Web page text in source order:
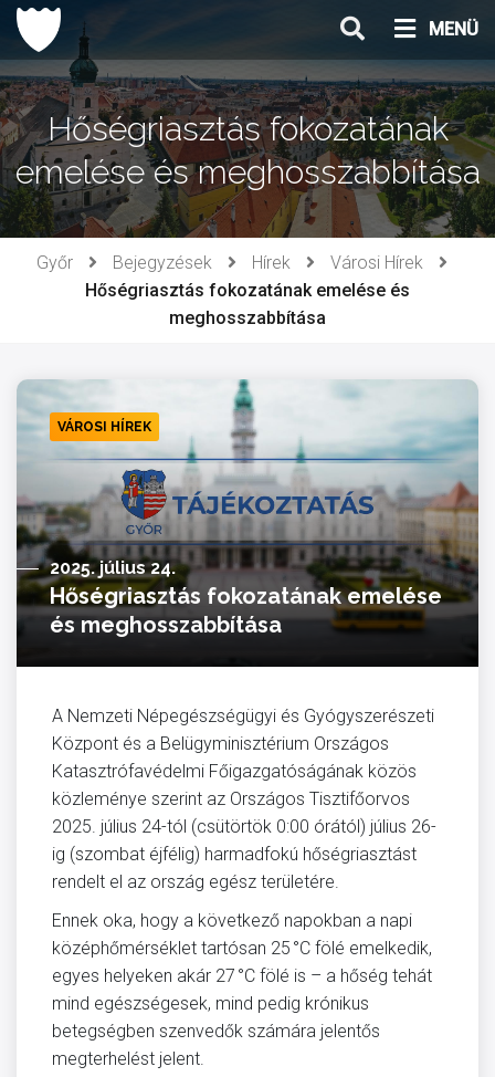
Ugrás
tartalomhoz
MENÜ
Hőségriasztás fokozatának
emelése és meghosszabbítása
Győr Bejegyzések Hírek
Városi Hírek
Hőségriasztás fokozatának emelése és
meghosszabbítása
VÁROSI HÍREK
2025. július 24.
Hőségriasztás fokozatának emelése
és meghosszabbítása
A Nemzeti Népegészségügyi és Gyógyszerészeti
Központ és a Belügyminisztérium Országos
Katasztrófavédelmi Főigazgatóságának közös
közleménye szerint az Országos Tisztifőorvos
2025. július 24-tól (csütörtök 0:00 órától) július 26-
ig (szombat éjfélig) harmadfokú hőségriasztást
rendelt el az ország egész területére.
Ennek oka, hogy a következő napokban a napi
középhőmérséklet tartósan 25 °C fölé emelkedik,
egyes helyeken akár 27 °C fölé is – a hőség tehát
mind egészségesek, mind pedig krónikus
betegségben szenvedők számára jelentős
megterhelést jelent.